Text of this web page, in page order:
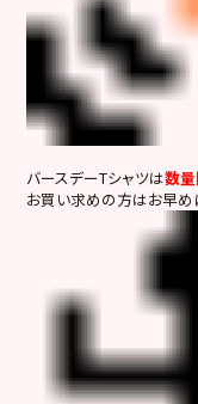
バースデーTシャツは数
お買い求めの方はお早め